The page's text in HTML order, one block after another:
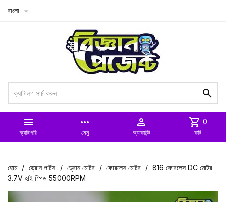
বাংলা 


ক্যাটাগরি
more_horiz
মেনু

অ্যাকাউন্ট
shopping_cart 0
কার্ট
হোম ড্রোন পার্টস ড্রোন মোটর কোরলেস মোটর
816 কোরলেস DC মোটর
3.7V হাই স্পিড 55000RPM